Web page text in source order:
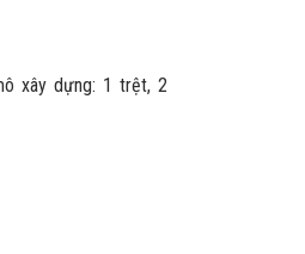
xây dựng: 1 trệt, 2